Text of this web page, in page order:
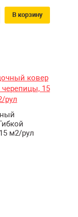
В корзину
м2/рул